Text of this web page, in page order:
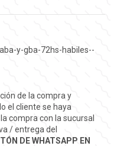
y-gba-72hs-habiles--
de la compra y
el cliente se haya
compra con la sucursal
/ entrega del
DE WHATSAPP EN